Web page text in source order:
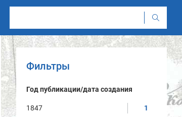
Фильтры
Год публикации/дата создания
1847 1